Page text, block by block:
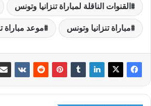
القنوات الناقلة لمباراة تنزانيا وتونس
مباراة تنزانيا وتونس موعد مباراة